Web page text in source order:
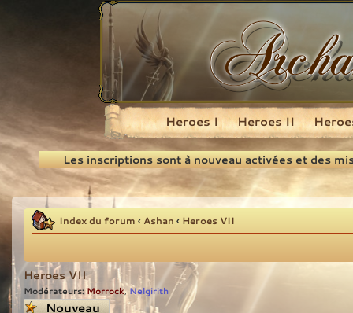
Recherche
Heroes I Heroes II
Les inscriptions sont à nouveau activées et des
Index du forum ‹ Ashan ‹ Heroes VII
Heroes VII
Modérateurs: Morrock, Nelgirith
Écrire un nouveau